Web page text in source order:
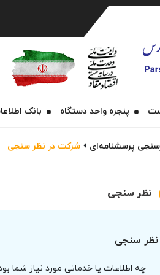
پنجره واحد دستگاه بانک
پرسشنامه‌ای شرکت در نظر سنجی
نظر سنجی
نظر سنجی
چه اطلاعات یا خدماتی مورد نیاز شما